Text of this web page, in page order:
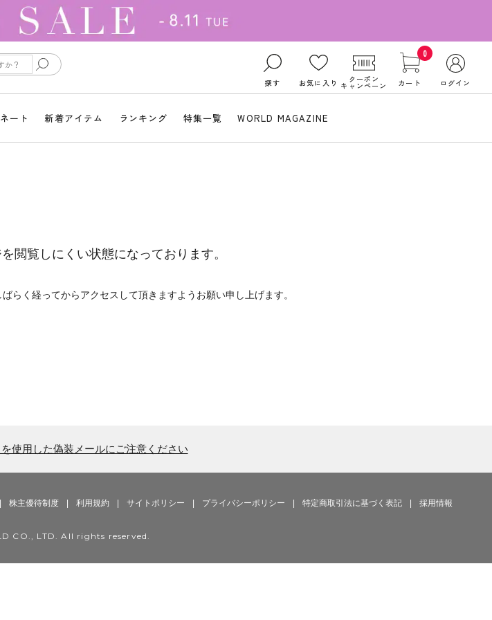
探す お気に入り クーポン
キャンペーン
0
カート ログイン
ート 新着アイテム ランキング 特集一覧 WORLD MAGAZINE
閲覧しにくい状態になっております。
らく経ってからアクセスして頂きますようお願い申し上げます。
使用した偽装メールにご注意ください
株主優待制度 利用規約 サイトポリシー プライバシーポリシー 特定商取引法に基づく表記 採用情報
CO., LTD. All rights reserved.